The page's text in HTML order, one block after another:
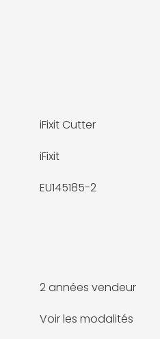
iFixit Cutter
iFixit
EU145185-2
2 années vendeur
Voir les modalités